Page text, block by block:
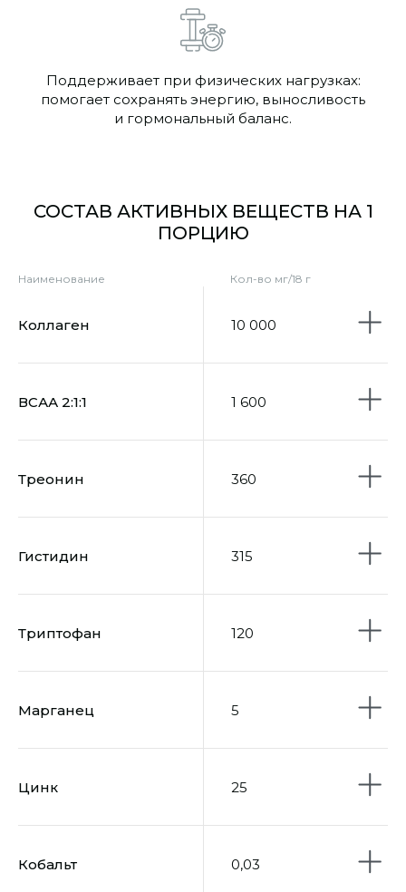
Поддерживает при физических нагрузках:
помогает сохранять энергию, выносливость
и гормональный баланс.
СОСТАВ АКТИВНЫХ ВЕЩЕСТВ НА 1
ПОРЦИЮ
Наименование Кол-во мг/18 г
Коллаген 10 000
ВСАА 2:1:1 1 600
Треонин 360
Гистидин 315
Триптофан 120
Марганец 5
Цинк 25
Кобальт 0,03